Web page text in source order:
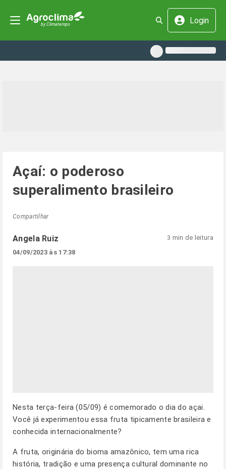
Login
Açaí: o poderoso
superalimento brasileiro
Compartilhar
Angela Ruiz
04/09/2023 às 17:38
3 min de leitura
Nesta terça-feira (05/09) é comemorado o dia do açai.
Você já experimentou essa fruta tipicamente brasileira e
conhecida internacionalmente?
A fruta, originária do bioma amazônico, tem uma rica
história, tradição e uma presença cultural dominante no